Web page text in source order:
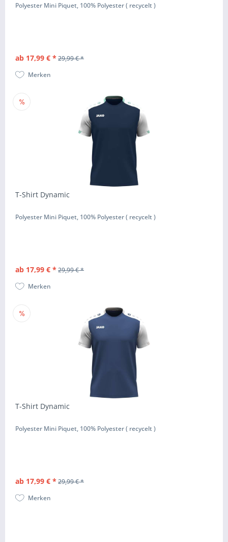
Polyester Mini Piquet, 100% Polyester ( recycelt )
ab 17,99 € * 29,99 € *
Merken
T-Shirt Dynamic
Polyester Mini Piquet, 100% Polyester ( recycelt )
ab 17,99 € * 29,99 € *
Merken
T-Shirt Dynamic
Polyester Mini Piquet, 100% Polyester ( recycelt )
ab 17,99 € * 29,99 € *
Merken